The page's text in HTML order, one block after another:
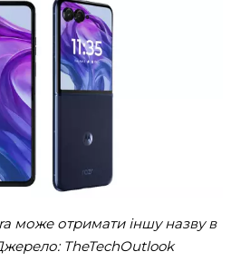
може отримати іншу назву в
TheTechOutlook